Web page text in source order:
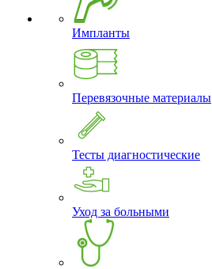
Импланты
Перевязочные материалы
Тесты диагностические
Уход за больными